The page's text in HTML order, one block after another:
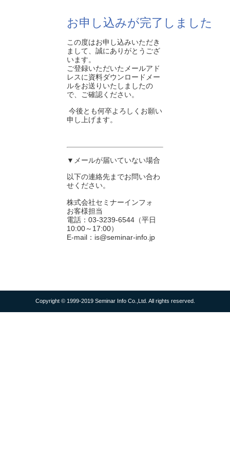
お申し込みが完了しました
この度はお申し込みいただき
まして、誠にありがとうござ
います。
ご登録いただいたメールアド
レスに資料ダウンロードメー
ルをお送りいたしましたの
で、ご確認ください。
今後とも何卒よろしくお願い
申し上げます。
▼メールが届いていない場合
以下の連絡先までお問い合わ
せください。
株式会社セミナーインフォ
お客様担当
電話：03-3239-6544（平日
10:00～17:00）
E-mail：is@seminar-info.jp
Copyright © 1999-2019 Seminar Info Co.,Ltd. All rights reserved.